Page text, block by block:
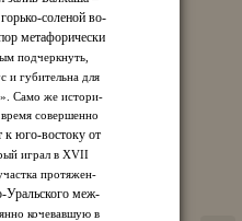
соленой во-
метафорически
подчеркнуть,
и губительна для
Само же истори-
совершенно
к юго-востоку от
играл в XVII
протяжен-
Уральского меж-
кочевавшую в